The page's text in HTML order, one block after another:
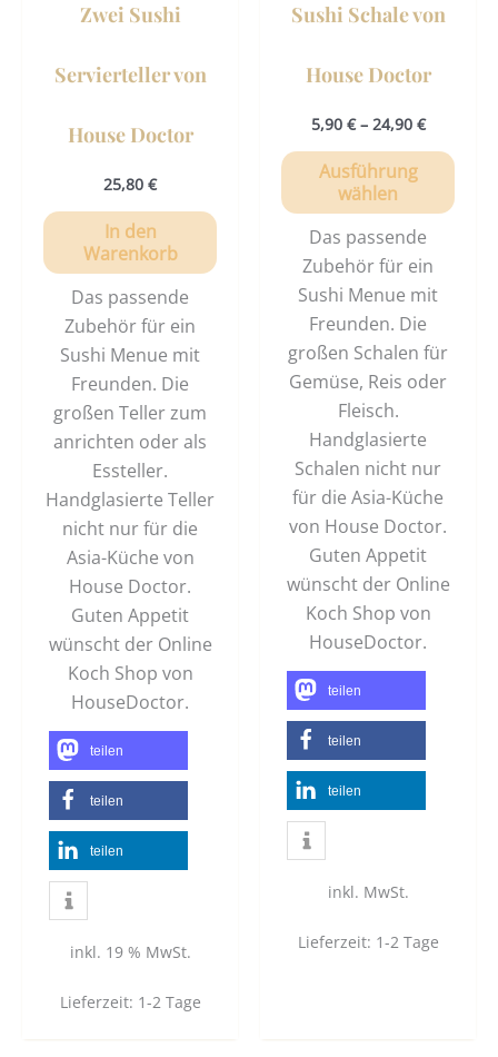
Zwei Sushi
Servierteller von
House Doctor
25,80 €
In den
Warenkorb
Das passende
Zubehör für ein
Sushi Menue mit
Freunden. Die
großen Teller zum
anrichten oder als
Essteller.
Handglasierte Teller
nicht nur für die
Asia-Küche von
House Doctor.
Guten Appetit
wünscht der Online
Koch Shop von
HouseDoctor.
teilen
teilen
teilen
inkl. 19 % MwSt.
Lieferzeit: 1-2 Tage
Sushi Schale von
House Doctor
5,90 €– 24,90 €
Ausführung
wählen
Das passende
Zubehör für ein
Sushi Menue mit
Freunden. Die
großen Schalen für
Gemüse, Reis oder
Fleisch.
Handglasierte
Schalen nicht nur
für die Asia-Küche
von House Doctor.
Guten Appetit
wünscht der Online
Koch Shop von
HouseDoctor.
teilen
teilen
teilen
inkl. MwSt.
Lieferzeit: 1-2 Tage